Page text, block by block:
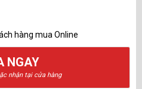
hàng mua Online
NGAY
nhận tại cửa hàng